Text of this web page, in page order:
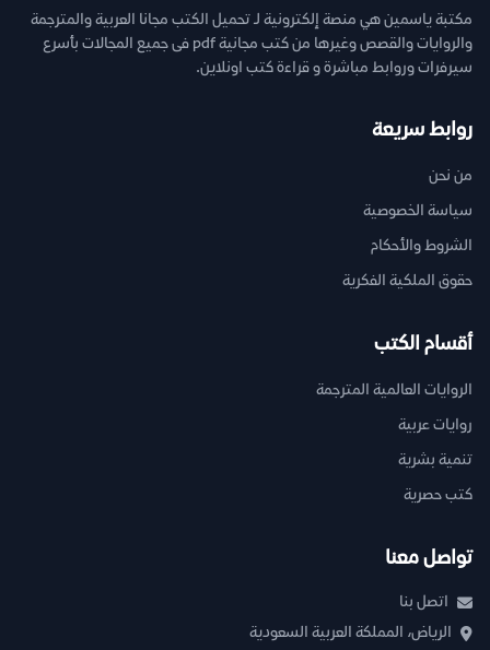
مكتبة ياسمين هي منصة إلكترونية لـ تحميل الكتب مجانا العربية والمترجمة
والروايات والقصص وغيرها من كتب مجانية pdf فى جميع المجالات بأسرع
سيرفرات وروابط مباشرة و قراءة كتب اونلاين.
روابط سريعة
من نحن
سياسة الخصوصية
الشروط والأحكام
حقوق الملكية الفكرية
أقسام الكتب
الروايات العالمية المترجمة
روايات عربية
تنمية بشرية
كتب حصرية
تواصل معنا
اتصل بنا
الرياض، المملكة العربية السعودية